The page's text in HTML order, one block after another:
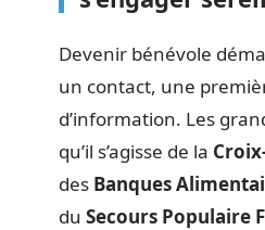
Devenir bénévole
un contact, une
d’information. Les
qu’il s’agisse de la
des Banques
du Secours Populaire